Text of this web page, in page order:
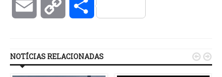
Email Copy Compartilhar
NOTÍCIAS RELACIONADAS  